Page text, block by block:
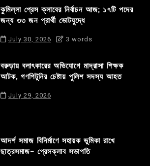
কুমিল্লা প্রেস ক্লাবের নির্বাচন আজ; ১৭টি পদের
জন্য ৩৩ জন প্রার্থী ভোটযুদ্ধে
July 30, 2026 3 words
বরুড়ায় বলাৎকারের অভিযোগে মাদ্রাসা শিক্ষক
আটক, গণপিটুনির চেষ্টায় পুলিশ সদস্য আহত
July 29, 2026
আদর্শ সমাজ বিনির্মাণে সহায়ক ভুমিকা রাখে
ছাত্রসমাজ- প্রেসক্লাব সভাপতি